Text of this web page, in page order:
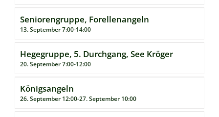
Seniorengruppe, Forellenangeln
13. September 7:00-14:00
Hegegruppe, 5. Durchgang, See Kröger
20. September 7:00-12:00
Königsangeln
26. September 12:00-27. September 10:00